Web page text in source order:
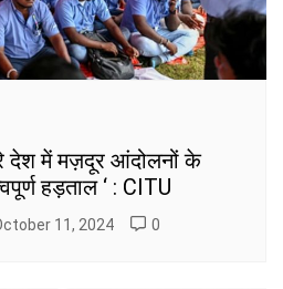
देश में मज़दूर आंदोलनों के
हड़ताल ‘ : CITU
11, 2024 0